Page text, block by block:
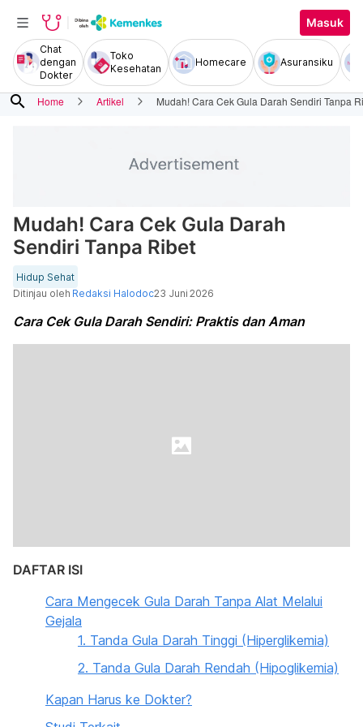
Masuk
Chat
dengan
Dokter
Toko
Kesehatan
Homecare Asuransiku
search Home Artikel Mudah! Cara Cek Gula Darah Sendiri Tanpa
Mudah! Cara Cek Gula Darah
Sendiri Tanpa Ribet
Hidup Sehat
Ditinjau oleh Redaksi Halodoc23 Juni 2026
Cara Cek Gula Darah Sendiri: Praktis dan Aman
DAFTAR ISI
Cara Mengecek Gula Darah Tanpa Alat Melalui
Gejala
1. Tanda Gula Darah Tinggi (Hiperglikemia)
2. Tanda Gula Darah Rendah (Hipoglikemia)
Kapan Harus ke Dokter?